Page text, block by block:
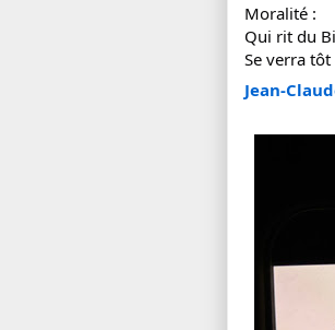
Moralité :
Qui rit du
Se verra
Jean-